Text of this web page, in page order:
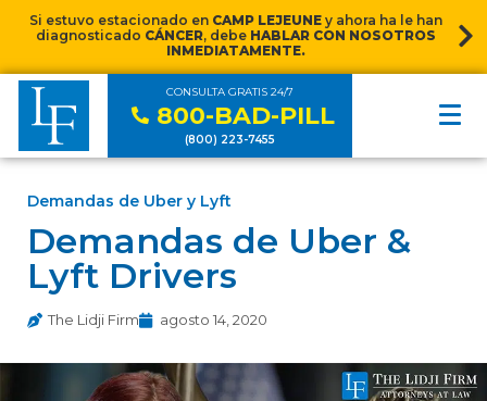
Si estuvo estacionado en CAMP LEJEUNEy ahora ha le han
diagnosticado CÁNCER, debe HABLAR CON NOSOTROS
INMEDIATAMENTE.
CONSULTA GRATIS 24/7
800-BAD-PILL
(800) 223-7455
Demandas de Uber y Lyft
Demandas de Uber &
Lyft Drivers
The Lidji Firm agosto 14, 2020